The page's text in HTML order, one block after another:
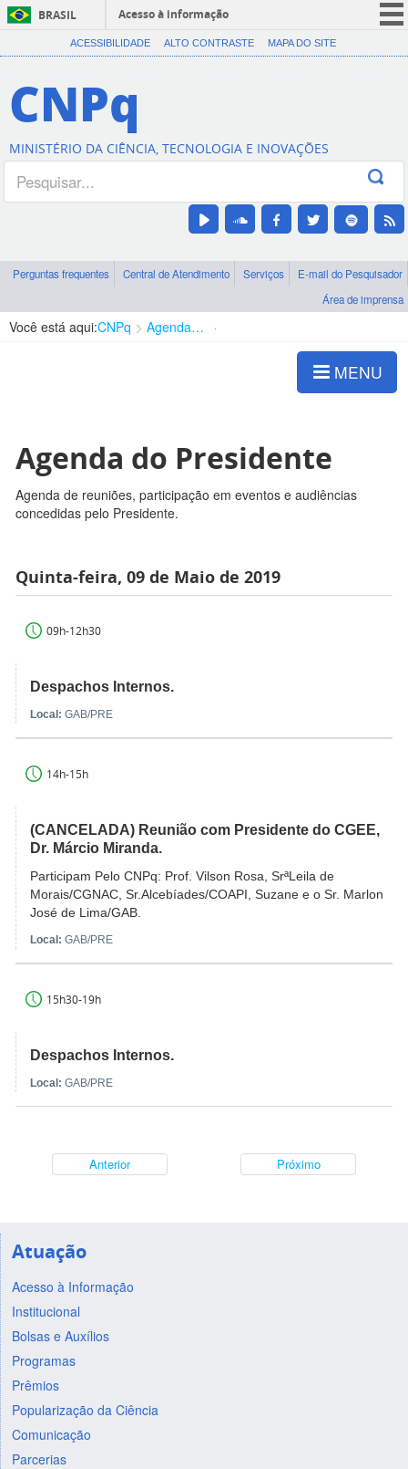
BRASIL
Acesso à informação
CORONAVÍRUS (COVID-19)
Canais
ACESSIBILIDADE ALTO CONTRASTE MAPA DO SITE
CNPq
MINISTÉRIO DA CIÊNCIA, TECNOLOGIA E INOVAÇÕES
Perguntas frequentes Central de Atendimento Serviços
E-mail do Pesquisador
Área de imprensa
Você está aqui:CNPq Agenda de autoridades
MENU
Agenda do Presidente
Agenda de reuniões, participação em eventos e audiências
concedidas pelo Presidente.
Quinta-feira, 09 de Maio de 2019
09h-12h30
Despachos Internos.
Local: GAB/PRE
14h-15h
(CANCELADA) Reunião com Presidente do CGEE,
Dr. Márcio Miranda.
Participam Pelo CNPq: Prof. Vilson Rosa, SrªLeila de
Morais/CGNAC, Sr.Alcebíades/COAPI, Suzane e o Sr. Marlon
José de Lima/GAB.
Local: GAB/PRE
15h30-19h
Despachos Internos.
Local: GAB/PRE
Anterior Próximo
Atuação
Acesso à Informação
Institucional
Bolsas e Auxílios
Programas
Prêmios
Popularização da Ciência
Comunicação
Parcerias